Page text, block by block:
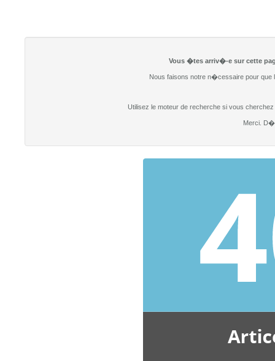
Vous �tes arriv�-e sur cette
Nous faisons notre n�cessaire pour que
Utilisez le moteur de recherche si vous
Merci.